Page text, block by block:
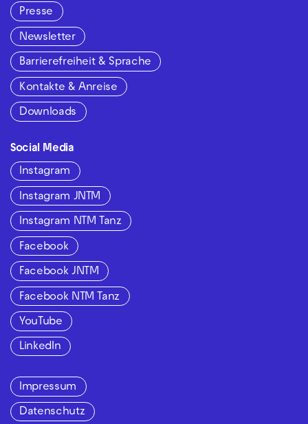
Presse
Newsletter
Barrierefreiheit & Sprache
Kontakte & Anreise
Downloads
Social Media
Instagram
Instagram JNTM
Instagram NTM Tanz
Facebook
Facebook JNTM
Facebook NTM Tanz
YouTube
LinkedIn
Impressum
Datenschutz